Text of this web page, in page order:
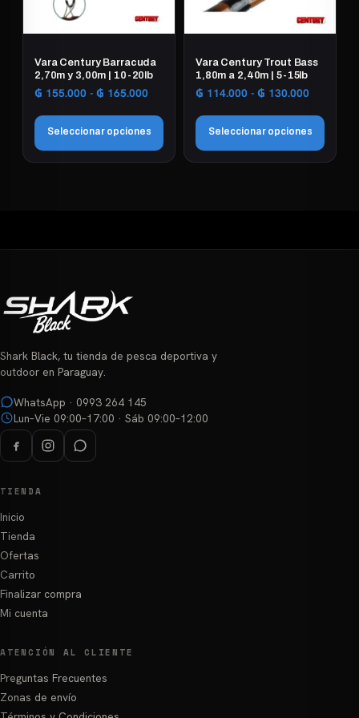
pueden
en
página
producto
Vara Century Barracuda
2,70m y 3,00m | 10-20lb
₲ 155.000 - ₲ 165.000Rango
precios:
₲ 155.000
Seleccionar opciones
variantes.
se
pueden
en
página
de
producto
Vara Century Trout Bass
1,80m a 2,40m | 5-15lb
₲ 114.000 - ₲ 130.000Rango
precios:
₲
Seleccionar opciones
variantes.
en
de
Shark Black, tu tienda de pesca deportiva y
outdoor en Paraguay.
WhatsApp · 0993 264 145
Lun–Vie 09:00–17:00 · Sáb 09:00–12:00
TIENDA
Inicio
Tienda
Ofertas
Carrito
Finalizar compra
Mi cuenta
ATENCIÓN AL CLIENTE
Preguntas Frecuentes
Zonas de envío